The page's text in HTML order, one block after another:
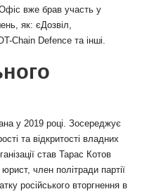
вже брав участь у
як: єДозвіл,
Chain Defence та інші.
у 2019 році. Зосереджує
та відкритості владних
став Тарас Котов
член політради партії
російського вторгнення в